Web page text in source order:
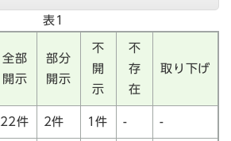
表1
全部
開示
部分
開示
不
開
示
不
存
在
取り下げ
22件 2件 1件 - -